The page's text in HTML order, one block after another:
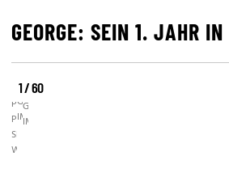
GEORGE: SEIN 1. JAHR
1 / 60
PHOTO
PRESS
SERVICE,
WWW.PHOTOPRESS.AT
©
GETTY
IMAGES
©
GETTY
IMAGES